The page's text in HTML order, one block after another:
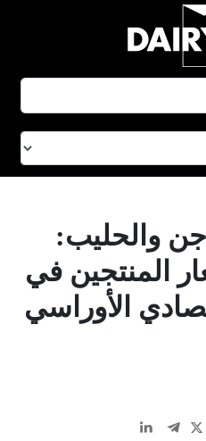
والحليب:
المنتجين في
الأوراسي